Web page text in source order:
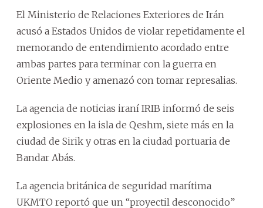
El Ministerio de Relaciones Exteriores de Irán
acusó a Estados Unidos de violar repetidamente el
memorando de entendimiento acordado entre
ambas partes para terminar con la guerra en
Oriente Medio y amenazó con tomar represalias.
La agencia de noticias iraní IRIB informó de seis
explosiones en la isla de Qeshm, siete más en la
ciudad de Sirik y otras en la ciudad portuaria de
Bandar Abás.
La agencia británica de seguridad marítima
UKMTO reportó que un “proyectil desconocido”